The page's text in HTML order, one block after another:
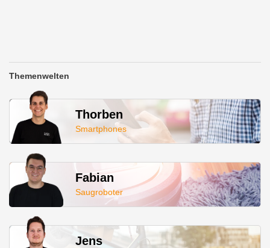
Themenwelten
Thorben
Smartphones
Fabian
Saugroboter
Jens